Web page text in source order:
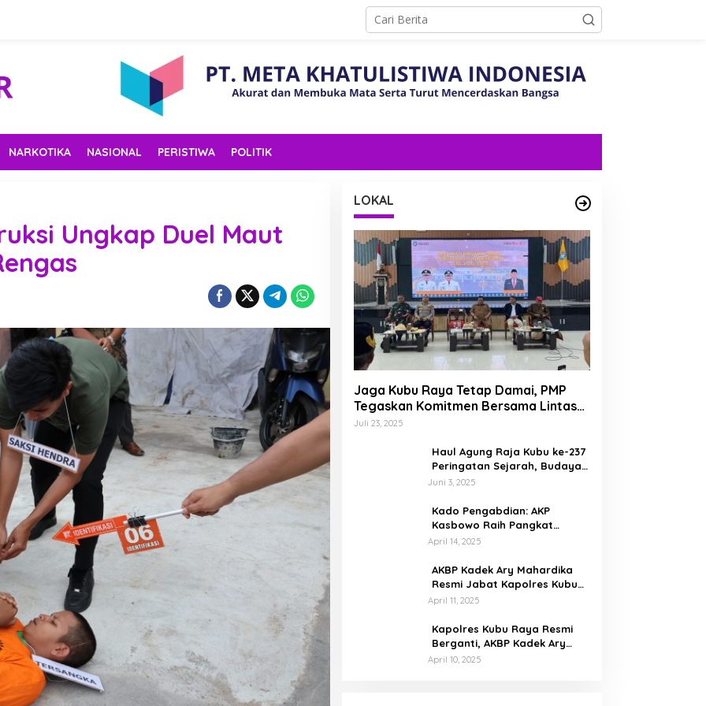
NARKOTIKA NASIONAL PERISTIWA POLITIK
Ungkap Duel Maut
LOKAL
Jaga Kubu Raya Tetap Damai, PMP
Tegaskan Komitmen Bersama Lintas
Etnis dan Budaya
Juli 23, 2025
Haul Agung Raja Kubu ke-237
Peringatan Sejarah, Budaya,
dan Energi Nasionalisme di
Juni 3, 2025
Kado Pengabdian: AKP
Kasbowo Raih Pangkat
Kompol Dua Bulan Jelang
April 14, 2025
AKBP Kadek Ary Mahardika
Resmi Jabat Kapolres Kubu
Raya, Siap Perkuat
Masyarakat
April 11, 2025
Kapolres Kubu Raya Resmi
Berganti, AKBP Kadek Ary
Mahardika Disambut Tradisi
April 10, 2025
Predator di Dalam Rumah: Kisah
Pilu Remaja 15 Tahun di Kubu Raya